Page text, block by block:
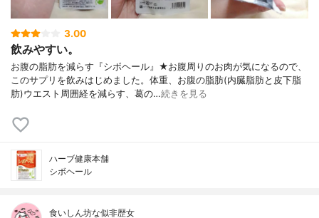
3.00
飲みやすい。
お腹の脂肪を減らす『シボヘール』★お腹周りのお肉が気になるので、
このサプリを飲みはじめました。体重、お腹の脂肪(内臓脂肪と皮下脂
肪)ウエスト周囲経を減らす、葛の…続きを見る
ハーブ健康本舗
シボヘール
食いしん坊な似非歴女